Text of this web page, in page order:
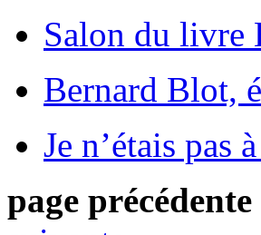
Salon du livre
Bernard Blot,
Je n’étais pas
page précédente